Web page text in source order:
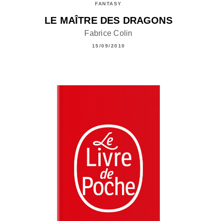
FANTASY
LE MAÎTRE DES DRAGONS
Fabrice Colin
15/09/2010